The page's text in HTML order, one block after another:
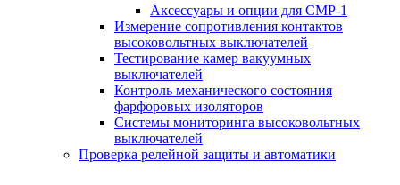
Аксессуары и опции для СМР-1
Измерение сопротивления контактов
высоковольтных выключателей
Тестирование камер вакуумных
выключателей
Контроль механического состояния
фарфоровых изоляторов
Системы мониторинга высоковольтных
выключателей
Проверка релейной защиты и автоматики